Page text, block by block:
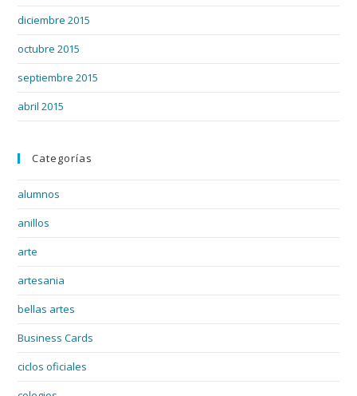
diciembre 2015
octubre 2015
septiembre 2015
abril 2015
Categorías
alumnos
anillos
arte
artesania
bellas artes
Business Cards
ciclos oficiales